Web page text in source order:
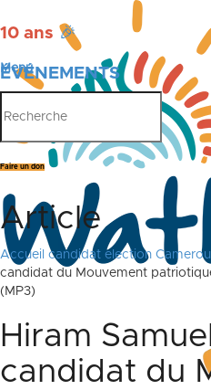
10 ans 🎉
ÉVÉNEMENTS
PUBLICATIONS
Menu
Faire un don
Article
Accueil candidat election
candidat du Mouvement
(MP3)
Hiram
candidat du